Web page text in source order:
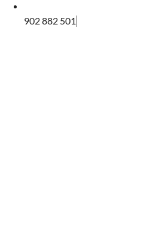
902 882 501